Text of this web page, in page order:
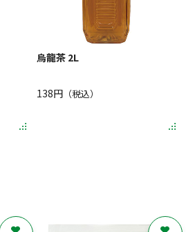
烏龍茶 2L
138円（税込）